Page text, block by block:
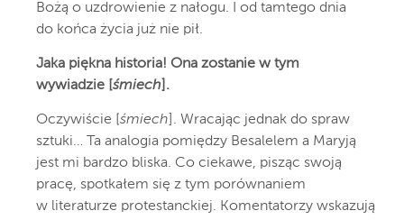
Bożą o uzdrowienie z nałogu. I od tamtego dnia
do końca życia już nie pił.
Jaka piękna historia! Ona zostanie w tym
wywiadzie [ śmiech ].
Oczywiście [ śmiech ]. Wracając jednak do spraw
sztuki… Ta analogia pomiędzy Besalelem a Maryją
jest mi bardzo bliska. Co ciekawe, pisząc swoją
pracę, spotkałem się z tym porównaniem
w literaturze protestanckiej. Komentatorzy wskazują